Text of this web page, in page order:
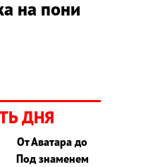
на пони
ДНЯ
От Аватара до
Под знаменем